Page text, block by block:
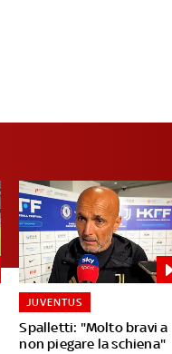
Spalletti: "Molto bravi a
non piegare la schiena"
JUVENTUS